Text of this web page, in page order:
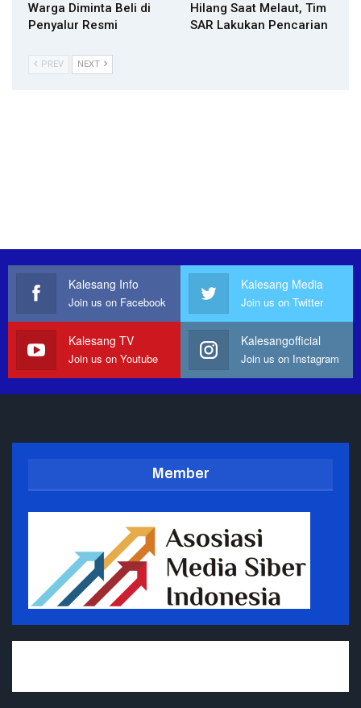
Warga Diminta Beli di
Penyalur Resmi
Hilang Saat Melaut, Tim
SAR Lakukan Pencarian
PREV NEXT
Kalesang Info
Join us on Facebook
Kalesang Media
Join us on Twitter
Kalesang TV
Join us on Youtube
Kalesangofficial
Join us on Instagram
Member